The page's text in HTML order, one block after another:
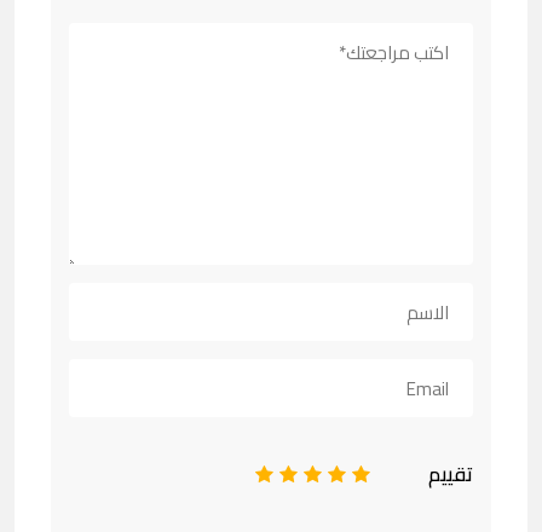
تقييم 5
4
3
2